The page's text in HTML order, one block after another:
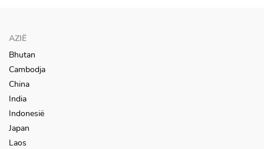
AZIË
Bhutan
Cambodja
China
India
Indonesië
Japan
Laos